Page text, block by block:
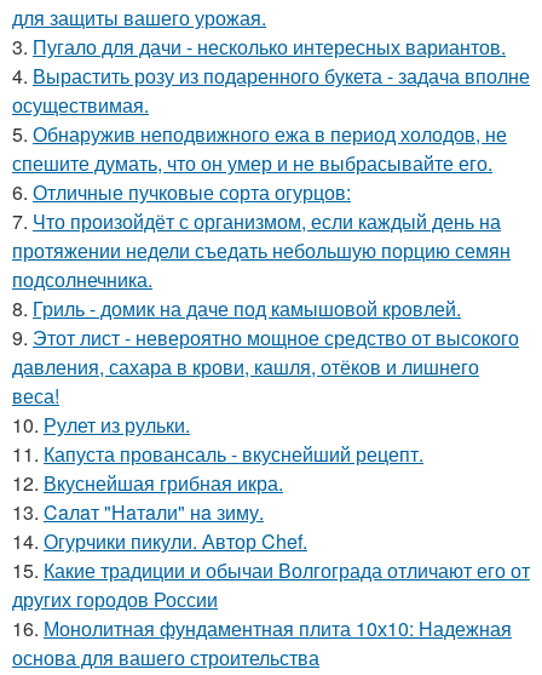
для защиты вашего урожая.
3. Пугало для дачи - несколько интересных вариантов.
4. Вырастить розу из подаренного букета - задача вполне
осуществимая.
5. Обнаружив неподвижного ежа в период холодов, не
спешите думать, что он умер и не выбрасывайте его.
6. Отличные пучковые сорта огурцов:
7. Что произойдёт с организмом, если каждый день на
протяжении недели съедать небольшую порцию семян
подсолнечника.
8. Гриль - домик на даче под камышовой кровлей.
9. Этот лист - невероятно мощное средство от высокого
давления, сахара в крови, кашля, отёков и лишнего
веса!
10. Рулет из рульки.
11. Капуста провансаль - вкуснейший рецепт.
12. Вкуснейшая грибная икра.
13. Caлaт "Нaтaли" нa зиму.
14. Огурчики пикули. Автор Chef.
15. Какие традиции и обычаи Волгограда отличают его от
других городов России
16. Монолитная фундаментная плита 10х10: Надежная
основа для вашего строительства